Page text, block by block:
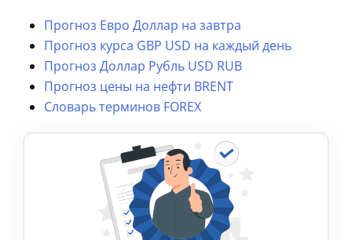
Прогноз Евро Доллар на завтра
Прогноз курса GBP USD на каждый день
Прогноз Доллар Рубль USD RUB
Прогноз цены на нефти BRENT
Словарь терминов FOREX